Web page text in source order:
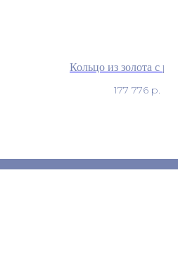
Кольцо из золота с
177 776 р.